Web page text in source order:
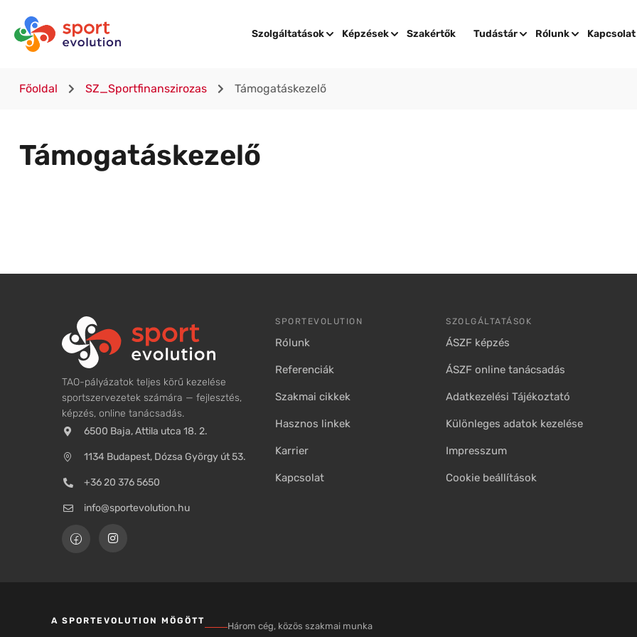
Szolgáltatások Képzések Szakértők Tudástár Rólunk Kapcsolat
Főoldal SZ_Sportfinanszirozas Támogatáskezelő
Támogatáskezelő
TAO-pályázatok teljes körű kezelése
sportszervezetek számára — fejlesztés,
képzés, online tanácsadás.
6500 Baja, Attila utca 18. 2.
1134 Budapest, Dózsa György út 53.
+36 20 376 5650
info@sportevolution.hu
SPORTEVOLUTION
Rólunk
Referenciák
Szakmai cikkek
Hasznos linkek
Karrier
Kapcsolat
SZOLGÁLTATÁSOK
ÁSZF képzés
ÁSZF online tanácsadás
Adatkezelési Tájékoztató
Különleges adatok kezelése
Impresszum
Cookie beállítások
A SPORTEVOLUTION MÖGÖTT Három cég, közös szakmai munka